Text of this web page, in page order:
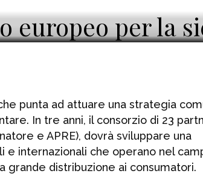
europeo per la
punta ad attuare una strategia
In tre anni, il consorzio di 23
e APRE), dovrà sviluppare una
internazionali che operano nel
grande distribuzione ai consumatori.